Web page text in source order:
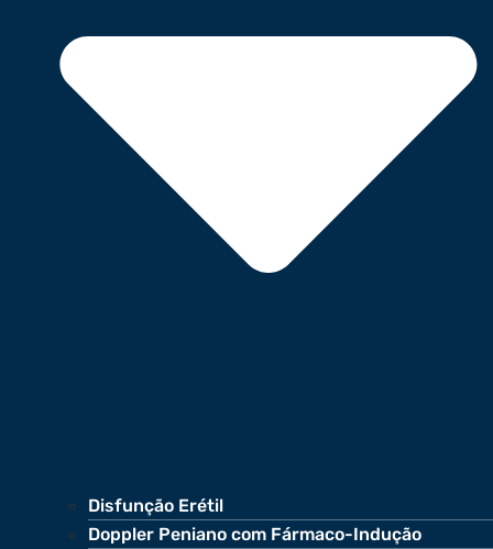
Disfunção Erétil
Doppler Peniano com Fármaco-Indução